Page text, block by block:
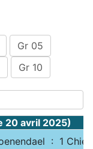
Gr 05
Gr 10
20 avril 2025)
: 1